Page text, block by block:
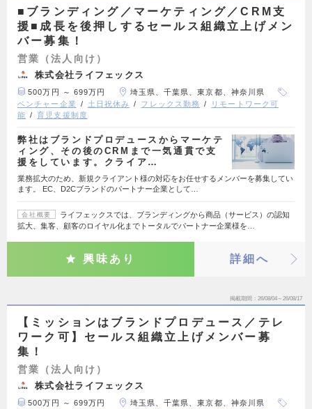
■ブランディング／マーケティング／CRM支
援■成長を後押しするセールス組織立上げメン
バー募集！
営業（法人向け）
株式会社ライフェックス
500万円 ～ 699万円
埼玉県、千葉県、東京都、神奈川県
ベンチャー企業
土日祝休み フレックス勤務
リモートワーク可
能
育児支援制度
弊社はブランドプロデュースからマーケテ
ィング、その後のCRMまで一気通貫で支
援をしています。クライア…
業務拡大のため、新規クライアント様の対応をお任せするメンバーを募集してい
ます。 EC、D2Cブランドのパートナー企業として…
会社概要
ライフェックスでは、ブランディングから商品（サービス）の認知
拡大、集客、顧客のロイヤル化までトータルでパートナー企業様を…
興味あり 詳細へ
掲載期間 26/08/04～26/08/17
【ミッションはブランドプロデュース／テレ
ワーク可】セールス組織立上げメンバー募
集！
営業（法人向け）
株式会社ライフェックス
500万円 ～ 699万円
埼玉県、千葉県、東京都、神奈川県